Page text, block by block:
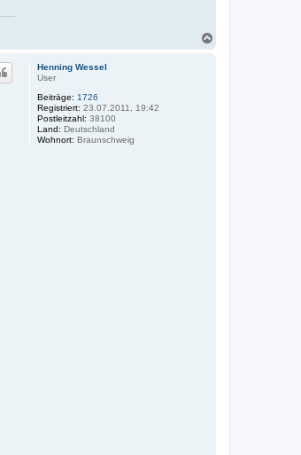
Henning Wessel
User
Beiträge: 1726
Registriert: 23.07.2011, 19:42
Postleitzahl: 38100
Land: Deutschland
Wohnort: Braunschweig